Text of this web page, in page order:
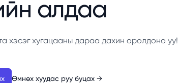
алдаа
хэсэг хугацааны дараа дахин оролдоно уу!
Өмнөх хуудас руу буцах →